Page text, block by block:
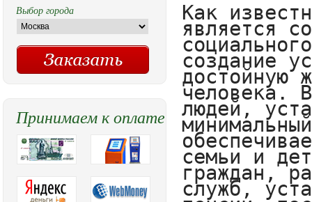
Как известно, Российская Федерация является социальным государством. Политика социального государства направлена на создание условий, которые обеспечат достойную жизнь и свободное развитие человека. В РФ охраняются труд и здоровье людей, устанавливается гарантированный минимальный размер оплаты труда, обеспечивается государственная поддержка семьи и детства, инвалидов и пожилых граждан, развивается система социальных служб, устанавливаются государственные пенсии, пособия и иные гарантии социальной защиты. Конституция гарантирует каждому социальное обеспечение по возрасту, в случае болезни, инвалидности, потери кормильца, для воспитания детей и в иных случаях, установленных законом. Из этого следует, что одним и приоритетных направлений политики Российской Федерации является социальная политика.

В литературе существует множество определений социальной политики. Для того чтобы дать наиболее точное определение социальной политики необходимо изучить как трактуют это определение разные авторы.

«Социальная политика – взаимоотношения социальных групп по поводу сохранения и изменения социального положения населения в целом и составляющих его классов, слоев, социальных, социально – демографических, социально – профессиональных групп, социальных общностей (семьи, народы, население города, региона». 

«Социальная политика – совокупность (система) конкретных мер и мероприятий, направленных на жизнеобеспечение населения». 

«Социальная политика – одно из главных направлений внутренней политики государства, призванного обеспечить воспроизводство тех социальных ресурсов, из которых оно черпает себе поддержку, создает предпосылки для расширенного воспроизводства и своей деятельности и стабильности общественной системы». 

Наиболее точным и емким определением, на мой взгляд, является следующее: «Социальная политика – проводимая государственными структурами, общественными организациями, органами местного самоуправления, а также производственными коллективами система мер, направленная на достижение социальных целей и результатов, связанных с повышением общественного благосостояния, улучшение качества жизни народа и обеспечение социально-политической стабильности, социального партнерства и социального смысла в обществе». 

Несмотря на то, что разные авторы трактуют данное понятие по-разному, можно выделить следующие общие аспекты в определениях социальной политики. 

Социальная политика – это:

система мер и мероприятий; 

внутренняя политика государства;

политика, направленная на поддержку и улучшение жизни граждан.

Е. И. Холостова выделяет пять групп подходов к определению социальной политики:

Первая группа характеризуется тем, что социальную политику рассматривают как «общественные действия по решению проблем, затрагивающих все общество». В данном случае целью социальной политики является помощь в достижении обществом своих целей.

Вторая группа подходов характеризуется социально-трудовыми отношениями и ориентирована на их стабилизацию, регламентирование отношений труда и капитала.

Третья группа
Выбор города
Принимаем к оплате